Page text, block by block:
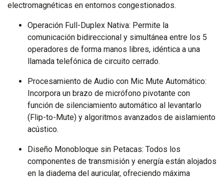
electromagnéticas en entornos congestionados.
Operación Full-Duplex Nativa: Permite la
comunicación bidireccional y simultánea entre los 5
operadores de forma manos libres, idéntica a una
llamada telefónica de circuito cerrado.
Procesamiento de Audio con Mic Mute Automático:
Incorpora un brazo de micrófono pivotante con
función de silenciamiento automático al levantarlo
(Flip-to-Mute) y algoritmos avanzados de aislamiento
acústico.
Diseño Monobloque sin Petacas: Todos los
componentes de transmisión y energía están alojados
en la diadema del auricular, ofreciendo máxima